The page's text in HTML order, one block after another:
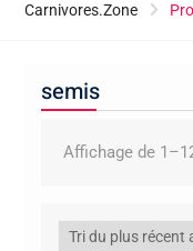
Carnivores.Zone
semis
Affichage de